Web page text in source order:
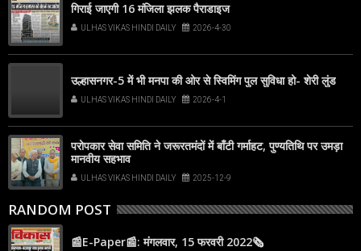
गिराई जाएगी 16 मंजिला झलक पैराडाइज
ULHAS VIKAS HINDI DAILY 2026-4-30
उल्हासनगर-5 में भी मनपा की ओर से स्विमिंग पुल सुविधा हो- शेरी लुंड
ULHAS VIKAS HINDI DAILY 2026-4-1
परोपकार सेवा समिति ने जरूरतमंदों में बाँटी गर्माहट, पुण्यतिथि पर उमड़ा
मानवीय सहभाव
ULHAS VIKAS HINDI DAILY 2025-12-9
RANDOM POST
📰E-Paper📰: मंगलवार, 15 फरवरी 2022🗞